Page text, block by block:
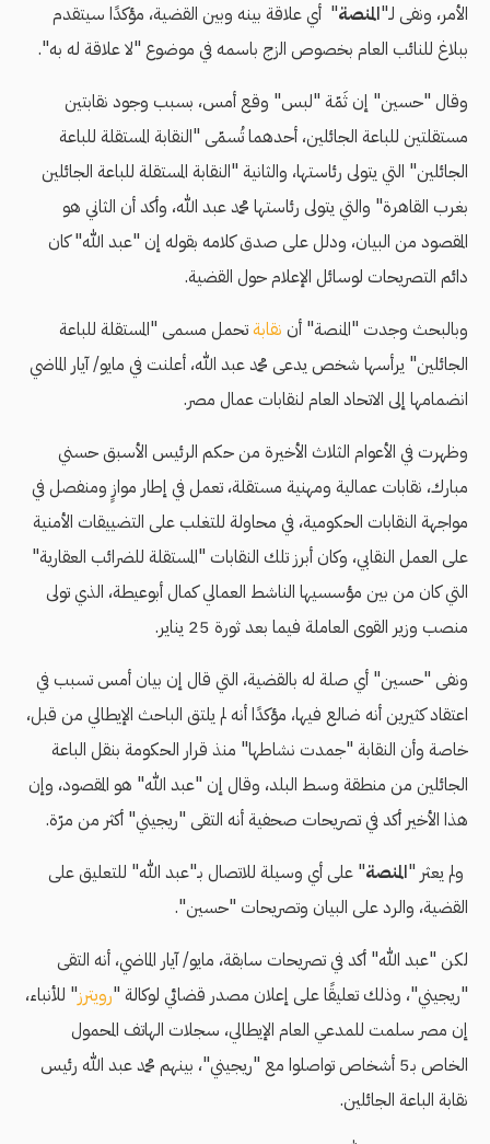
الأمر، ونفى لـ"المنصة" أي علاقة بينه وبين القضية، مؤكدًا سيتقدم
ببلاغ للنائب العام بخصوص الزج باسمه في موضوع "لا علاقة له به".
وقال "حسين" إن ثَمّة "لبس" وقع أمس، بسبب وجود نقابتين
مستقلتين للباعة الجائلين، أحدهما تُسمّى "النقابة المستقلة للباعة
الجائلين" التي يتولى رئاستها، والثانية "النقابة المستقلة للباعة الجائلين
بغرب القاهرة" والتي يتولى رئاستها محمد عبد الله، وأكد أن الثاني هو
المقصود من البيان، ودلل على صدق كلامه بقوله إن "عبد الله" كان
دائم التصريحات لوسائل الإعلام حول القضية.
وبالبحث وجدت "المنصة" أن نقابة تحمل مسمى "المستقلة للباعة
الجائلين" يرأسها شخص يدعى محمد عبد الله، أعلنت في مايو/ آيار الماضي
انضمامها إلى الاتحاد العام لنقابات عمال مصر.
وظهرت في الأعوام الثلاث الأخيرة من حكم الرئيس الأسبق حسني
مبارك، نقابات عمالية ومهنية مستقلة، تعمل في إطار موازٍ ومنفصل في
مواجهة النقابات الحكومية، في محاولة للتغلب على التضييقات الأمنية
على العمل النقابي، وكان أبرز تلك النقابات "المستقلة للضرائب العقارية"
التي كان من بين مؤسسيها الناشط العمالي كمال أبوعيطة، الذي تولى
منصب وزير القوى العاملة فيما بعد ثورة 25 يناير.
ونفى "حسين" أي صلة له بالقضية، التي قال إن بيان أمس تسبب في
اعتقاد كثيرين أنه ضالع فيها، مؤكدًا أنه لم يلتق الباحث الإيطالي من قبل،
خاصة وأن النقابة "جمدت نشاطها" منذ قرار الحكومة بنقل الباعة
الجائلين من منطقة وسط البلد، وقال إن "عبد الله" هو المقصود، وإن
هذا الأخير أكد في تصريحات صحفية أنه التقى "ريجيني" أكثر من مرّة.
ولم يعثر "المنصة" على أي وسيلة للاتصال بـ"عبد الله" للتعليق على
القضية، والرد على البيان وتصريحات "حسين".
لكن "عبد الله" أكد في تصريحات سابقة، مايو/ آيار الماضي، أنه التقى
"ريجيني"، وذلك تعليقًا على إعلان مصدر قضائي لوكالة "رويترز" للأنباء،
إن مصر سلمت للمدعي العام الإيطالي، سجلات الهاتف المحمول
الخاص بـ5 أشخاص تواصلوا مع "ريجيني"، بينهم محمد عبد الله رئيس
نقابة الباعة الجائلين.